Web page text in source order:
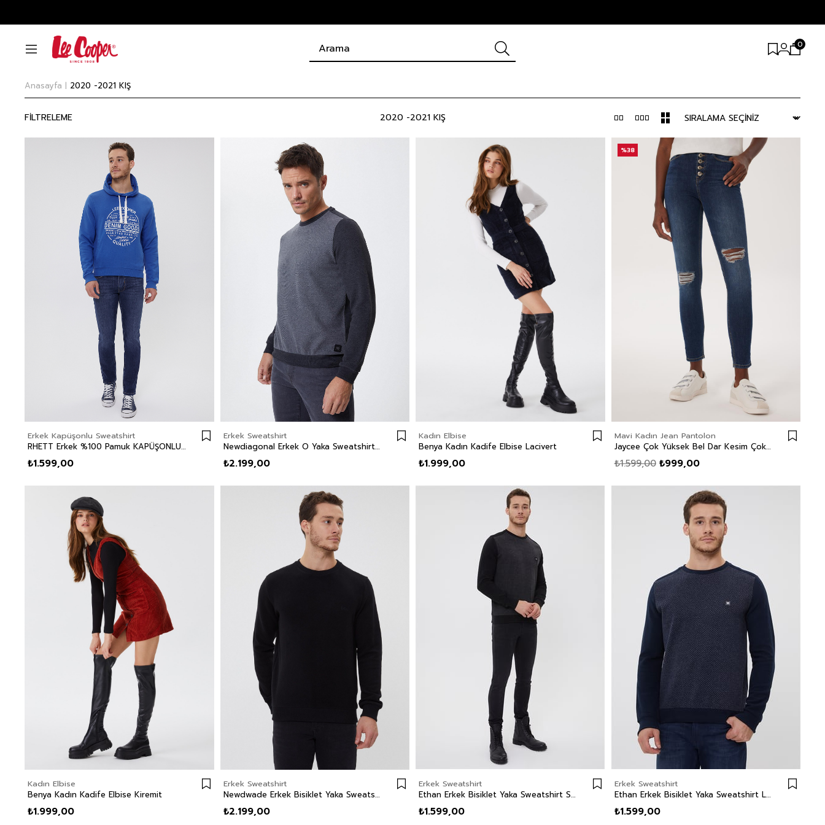
0
Anasayfa 2020 -2021 KIŞ
FİLTRELEME 2020 -2021 KIŞ
Erkek Kapüşonlu Sweatshirt
RHETT Erkek %100 Pamuk KAPÜŞONLU SWEATSHIRT
₺1.599,00
Erkek Sweatshirt
Newdiagonal Erkek O Yaka Sweatshirt Gri
₺2.199,00
Kadın Elbise
Benya Kadın Kadife Elbise Lacivert
₺1.999,00
Mavi Kadın Jean Pantolon
Jaycee Çok Yüksek Bel Dar Kesim Çok Dar Paça Mavi Kadın Jean Pantolon
₺999,00
₺1.599,00
%38
Kadın Elbise
Benya Kadın Kadife Elbise Kiremit
₺1.999,00
Erkek Sweatshirt
Newdwade Erkek Bisiklet Yaka Sweatshirt Siyah
₺2.199,00
Erkek Sweatshirt
Ethan Erkek Bisiklet Yaka Sweatshirt Siyah-Antrasit Melanj
₺1.599,00
Erkek Sweatshirt
Ethan Erkek Bisiklet Yaka Sweatshirt Lacivert-Antrasit Melanj
₺1.599,00